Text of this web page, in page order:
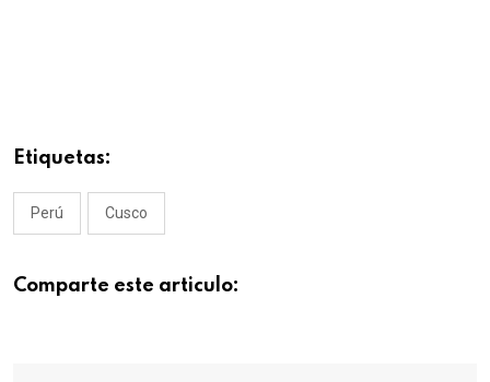
Etiquetas:
Perú Cusco
Comparte este articulo: